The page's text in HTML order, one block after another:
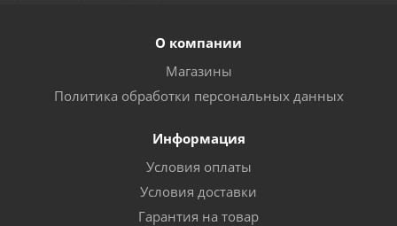
О компании
Магазины
Политика обработки персональных данных
Информация
Условия оплаты
Условия доставки
Гарантия на товар